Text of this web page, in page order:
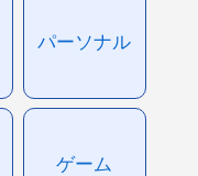
パーソナル
ゲーム